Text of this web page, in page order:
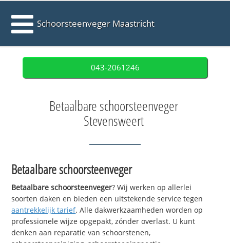
Schoorsteenveger Maastricht
043-2061246
Betaalbare schoorsteenveger
Stevensweert
Betaalbare schoorsteenveger
Betaalbare schoorsteenveger? Wij werken op allerlei
soorten daken en bieden een uitstekende service tegen
aantrekkelijk tarief. Alle dakwerkzaamheden worden op
professionele wijze opgepakt, zónder overlast. U kunt
denken aan reparatie van schoorstenen,